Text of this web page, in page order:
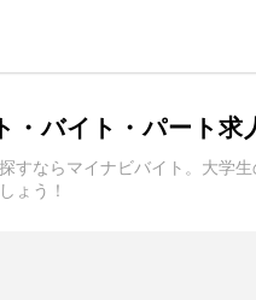
・バイト・パート求
すならマイナビバイト。大学
ょう！